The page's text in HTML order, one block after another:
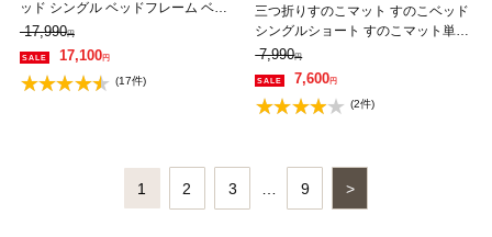
ッド シングル ベッドフレーム ベッ
ド単品 木製 棚付き コンセント ベッ
ト 脚付きベッド 宮付きベッド ヘッ
ド付き カントリー調 ナチュラル ホ
ワイト 1人暮らし おすすめ
17,990円
17,100円
(17件)
三つ折りすのこマット すのこベッド
シングルショート すのこマット単品
のみ 木製 桐 二分割可能 完成品 低ホ
ルムアルデヒド 布団が干せる
7,990円
7,600円
(2件)
1 2 3 9 >